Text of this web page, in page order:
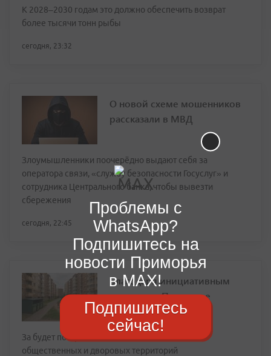
К 2028–2030 годам это должно обеспечить возврат
более тысячи тонн рыбы
сегодня, 23:32
О новой схеме мошенников
рассказали в МВД
Злоумышленники поочерёдно выдают себя за
оператора связи, «службу безопасности Госуслуг» и
сотрудника Центрального банка, чтобы вывезти
сбережения
сегодня, 22:45
Благодаря инициативным
жителям в Приморье
преображаются села
За будет построено и восстановлено более 600
общественных и дворовых территорий
Проблемы с
WhatsApp?
Подпишитесь на
новости Приморья
в MAX!
Подпишитесь
сейчас!